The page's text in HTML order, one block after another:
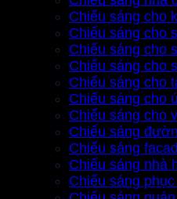
Chiếu sáng cho
Chiếu sáng cho
Chiếu sáng cho
Chiếu sáng cho
Chiếu sáng cho
Chiếu sáng cho
Chiếu sáng cho
Chiếu sáng
Chiếu sáng
Chiếu sáng nhà
Chiếu sáng